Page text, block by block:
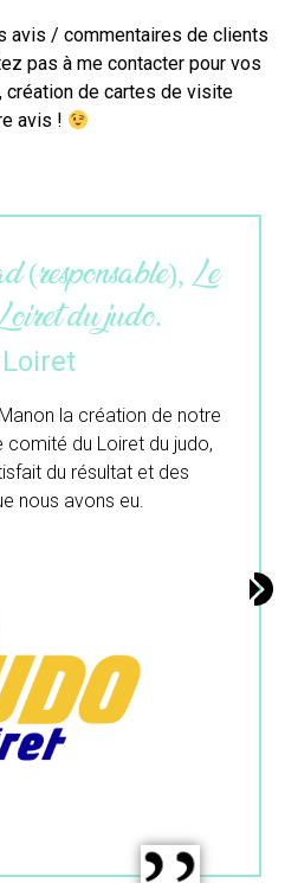
avis / commentaires de clients
pas à me contacter pour vos
création de cartes de visite
avis !
L’atelier du
colibri.
Gironde
pour ton travail.